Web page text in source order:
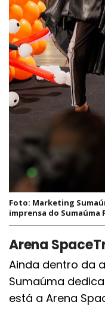
Foto: Marketing
imprensa do Sumaúma
Arena
Ainda dentro da
Sumaúma
está a Arena